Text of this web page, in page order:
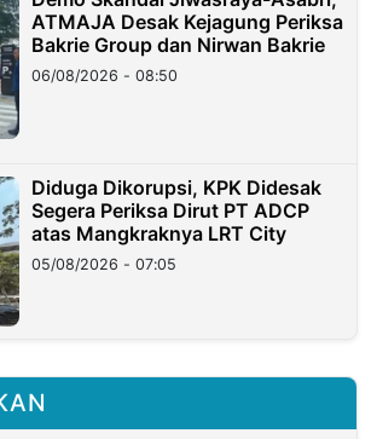
ATMAJA Desak Kejagung Periksa
Bakrie Group dan Nirwan Bakrie
06/08/2026 - 08:50
Diduga Dikorupsi, KPK Didesak
Segera Periksa Dirut PT ADCP
atas Mangkraknya LRT City
05/08/2026 - 07:05